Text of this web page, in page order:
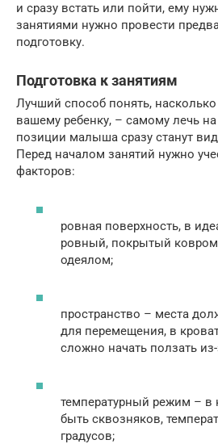
и сразу встать или пойти, ему
занятиями нужно провести
подготовку.
Подготовка к занятиям
Лучший способ понять,
вашему ребенку, – самому лечь
позиции малыша сразу станут
Перед началом занятий нужно
факторов:
ровная поверхность, в
ровный, покрытый
одеялом;
пространство – места
для перемещения, в
сложно начать ползать
температурный режим – в
быть сквозняков,
градусов;